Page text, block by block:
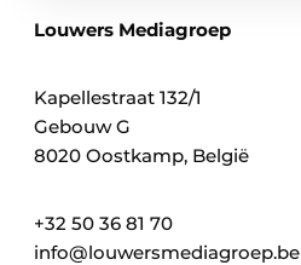
Louwers Mediagroep
Kapellestraat 132/1
Gebouw G
8020 Oostkamp, België
+32 50 36 81 70
info@louwersmediagroep.be